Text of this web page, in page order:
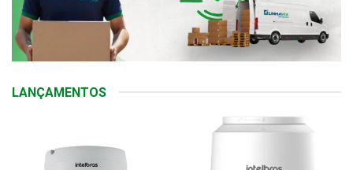
LANÇAMENTOS